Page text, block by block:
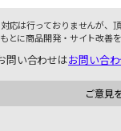
応は行っておりませんが、
とに商品開発・サイト改善を
問い合わせはお問い合